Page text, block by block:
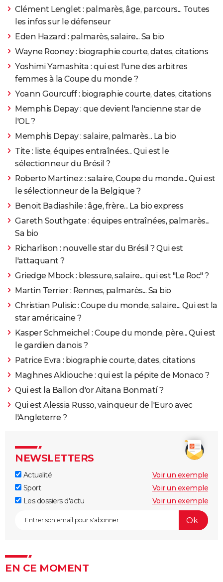
Clément Lenglet : palmarès, âge, parcours... Toutes
les infos sur le défenseur
Eden Hazard : palmarès, salaire... Sa bio
Wayne Rooney : biographie courte, dates, citations
Yoshimi Yamashita : qui est l'une des arbitres
femmes à la Coupe du monde ?
Yoann Gourcuff : biographie courte, dates, citations
Memphis Depay : que devient l'ancienne star de
l'OL ?
Memphis Depay : salaire, palmarès... La bio
Tite : liste, équipes entraînées... Qui est le
sélectionneur du Brésil ?
Roberto Martinez : salaire, Coupe du monde... Qui est
le sélectionneur de la Belgique ?
Benoit Badiashile : âge, frère... La bio express
Gareth Southgate : équipes entraînées, palmarès...
Sa bio
Richarlison : nouvelle star du Brésil ? Qui est
l'attaquant ?
Griedge Mbock : blessure, salaire... qui est "Le Roc" ?
Martin Terrier : Rennes, palmarès... Sa bio
Christian Pulisic : Coupe du monde, salaire... Qui est la
star américaine ?
Kasper Schmeichel : Coupe du monde, père... Qui est
le gardien danois ?
Patrice Evra : biographie courte, dates, citations
Maghnes Akliouche : qui est la pépite de Monaco ?
Qui est la Ballon d'or Aitana Bonmatí ?
Qui est Alessia Russo, vainqueur de l'Euro avec
l'Angleterre ?
NEWSLETTERS
Actualité
Voir un exemple
Sport
Voir un exemple
Les dossiers d'actu
Voir un exemple
EN CE MOMENT